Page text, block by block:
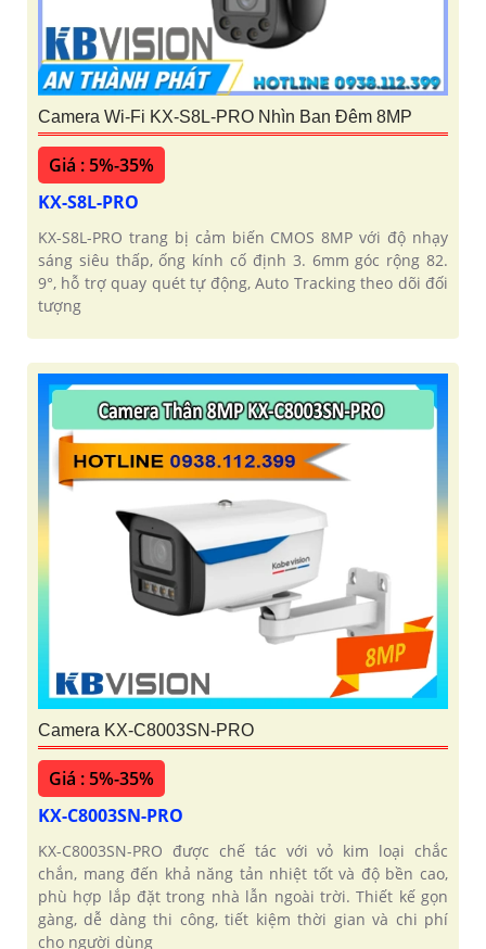
Camera Wi-Fi KX-S8L-PRO Nhìn Ban Đêm 8MP
Giá : 5%-35%
KX-S8L-PRO
KX-S8L-PRO trang bị cảm biến CMOS 8MP với độ nhạy
sáng siêu thấp, ống kính cố định 3. 6mm góc rộng 82.
9°, hỗ trợ quay quét tự động, Auto Tracking theo dõi đối
tượng
Camera KX-C8003SN-PRO
Giá : 5%-35%
KX-C8003SN-PRO
KX-C8003SN-PRO được chế tác với vỏ kim loại chắc
chắn, mang đến khả năng tản nhiệt tốt và độ bền cao,
phù hợp lắp đặt trong nhà lẫn ngoài trời. Thiết kế gọn
gàng, dễ dàng thi công, tiết kiệm thời gian và chi phí
cho người dùng